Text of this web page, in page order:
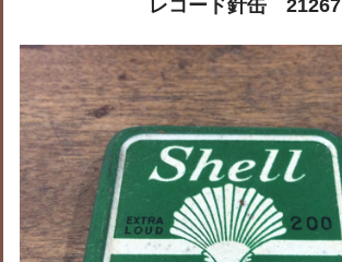
レコード針缶 21267